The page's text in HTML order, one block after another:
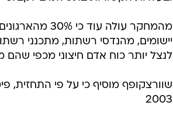
מהמחקר עולה
לנצל יותר כוח אדם חיצוני מכפי
שוורצקופף מוסיף כי על פי התחזית,
2003